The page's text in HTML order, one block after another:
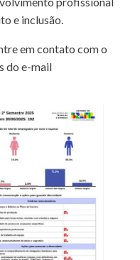
e inclusão.
em contato com o
do e-mail